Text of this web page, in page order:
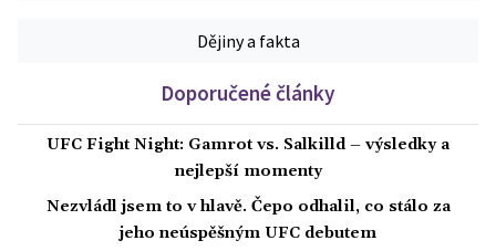
Dějiny a fakta
Doporučené články
UFC Fight Night: Gamrot vs. Salkilld – výsledky a
nejlepší momenty
Nezvládl jsem to v hlavě. Čepo odhalil, co stálo za
jeho neúspěšným UFC debutem